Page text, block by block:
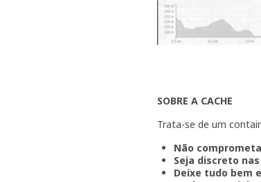
SOBRE A CACHE
Trata-se de um
Não
Seja discreto
Deixe tudo bem